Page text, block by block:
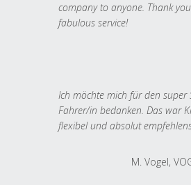
company to anyone. Thank
fabulous service!
Ich möchte mich für den super
Fahrer/in bedanken. Das war
flexibel und absolut
M. Vogel,